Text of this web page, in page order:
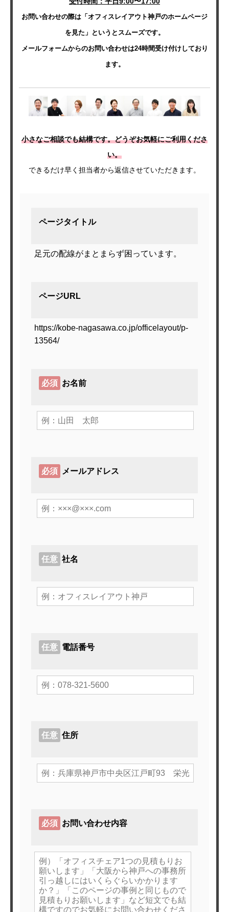
サービスメニュー
施工事例
オフィスづくりブログ
営業スタッフ紹介
お問い合わせの際は「オフィスレイアウト神戸のホームページ
を見た」というとスムーズです。
メールフォームからのお問い合わせは24時間受け付けしており
ます。
小さなご相談でも結構です。どうぞお気軽にご利用くださ
い。
できるだけ早く担当者から返信させていただきます。
ページタイトル
足元の配線がまとまらず困っています。
ページURL
https://kobe-nagasawa.co.jp/officelayout/p-
13564/
必須 お名前
必須 メールアドレス
任意 社名
任意 電話番号
任意 住所
必須 お問い合わせ内容